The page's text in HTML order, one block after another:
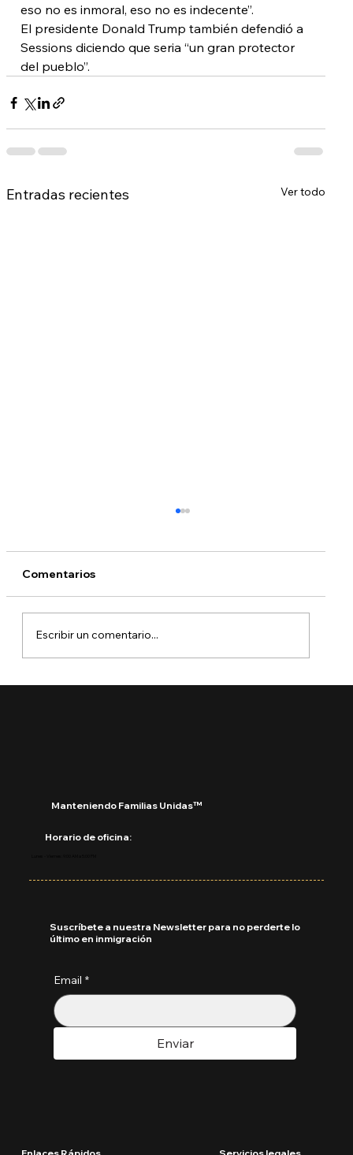
eso no es inmoral, eso no es indecente”.
El presidente Donald Trump también defendió a
Sessions diciendo que seria “un gran protector
del pueblo”.
Entradas recientes Ver todo
¿Qué está pasando con DACA?
Comentarios
Escribir un comentario...
Manteniendo Familias Unidas™
Horario de oficina:
Email *
Enviar
Suscríbete a nuestra Newsletter para no perderte lo
último en inmigración